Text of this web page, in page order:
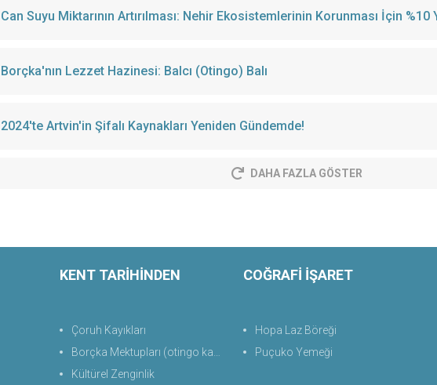
Can Suyu Miktarının Artırılması: Nehir Ekosistemlerinin Korunması İçin %10
Borçka'nın Lezzet Hazinesi: Balcı (Otingo) Balı
2024'te Artvin'in Şifalı Kaynakları Yeniden Gündemde!
DAHA FAZLA GÖSTER
KENT TARİHİNDEN
Çoruh Kayıkları
Borçka Mektupları (otingo kaplıcası)
Kültürel Zenginlik
COĞRAFİ İŞARET
Hopa Laz Böreği
Puçuko Yemeği